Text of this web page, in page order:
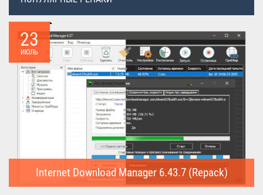
23
ИЮЛЬ
Internet Download Manager 6.43.7 (Repack)